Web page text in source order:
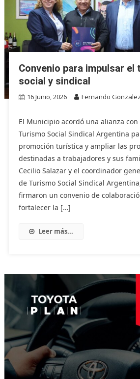
Convenio para impulsar el
social y sindical
16 Junio, 2026 Fernando
El Municipio acordó una alianza con
Turismo Social Sindical Argentina
promoción turística y ampliar las
destinadas a trabajadores y sus
Cecilio Salazar y el coordinador
de Turismo Social Sindical
firmaron un convenio de
fortalecer la […]
Leer más...